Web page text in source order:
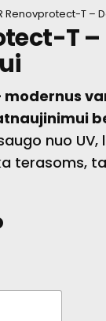
Renovprotect-T –
T
– modernus
nuo UV,
terasoms,